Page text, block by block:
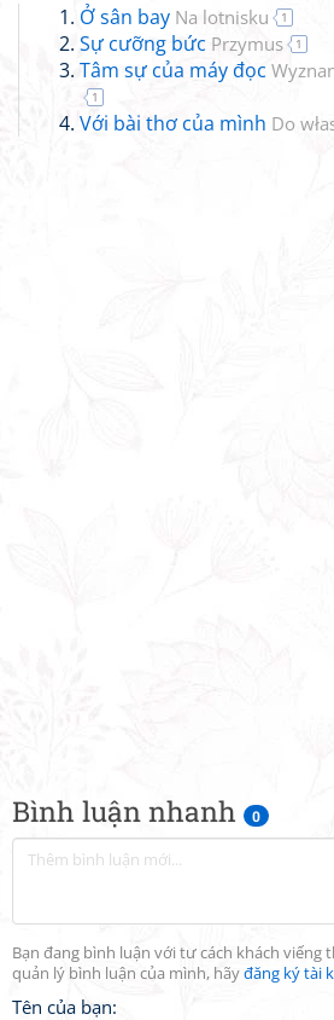
Bình luận nhanh 0
Bạn đang bình luận với tư cách khách viếng
quản lý bình luận của mình, hãyđăng ký tài
Tên của bạn:
Ở sân bay Na lotnisku 1
Sự cưỡng bức Przymus 1
Tâm sự của máy đọc
1
Với bài thơ của mình Do